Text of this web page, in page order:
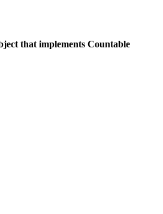
that implements Countable